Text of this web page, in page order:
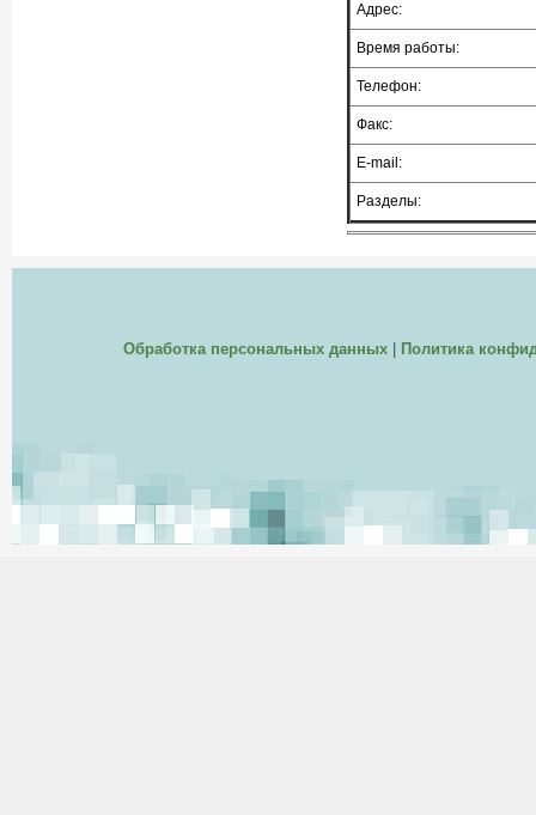
Адрес:
Время работы:
Телефон:
Факс:
E-mail:
Разделы:
Обработка персональных данных| Политика